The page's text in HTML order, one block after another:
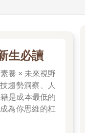
生必讀
養 × 未來視野
趨勢洞察、人
是成本最低的
為你思維的杠